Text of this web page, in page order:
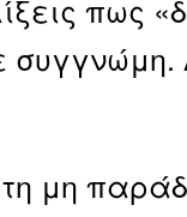
πως
μη